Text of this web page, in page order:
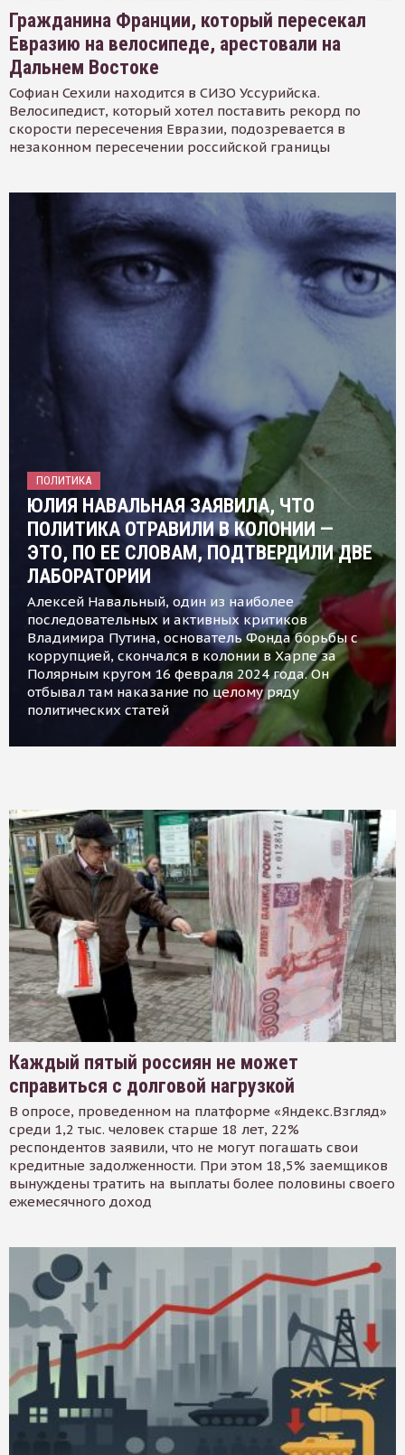
Гражданина Франции, который пересекал
Евразию на велосипеде, арестовали на
Дальнем Востоке
Софиан Сехили находится в СИЗО Уссурийска.
Велосипедист, который хотел поставить рекорд по
скорости пересечения Евразии, подозревается в
незаконном пересечении российской границы
ПОЛИТИКА
ЮЛИЯ НАВАЛЬНАЯ ЗАЯВИЛА, ЧТО
ПОЛИТИКА ОТРАВИЛИ В КОЛОНИИ —
ЭТО, ПО ЕЕ СЛОВАМ, ПОДТВЕРДИЛИ ДВЕ
ЛАБОРАТОРИИ
Алексей Навальный, один из наиболее
последовательных и активных критиков
Владимира Путина, основатель Фонда борьбы с
коррупцией, скончался в колонии в Харпе за
Полярным кругом 16 февраля 2024 года. Он
отбывал там наказание по целому ряду
политических статей
Каждый пятый россиян не может
справиться с долговой нагрузкой
В опросе, проведенном на платформе «Яндекс.Взгляд»
среди 1,2 тыс. человек старше 18 лет, 22%
респондентов заявили, что не могут погашать свои
кредитные задолженности. При этом 18,5% заемщиков
вынуждены тратить на выплаты более половины своего
ежемесячного доход